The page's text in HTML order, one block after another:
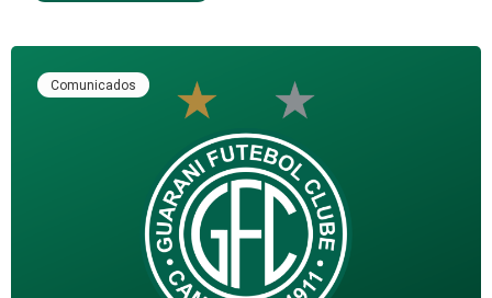
Comunicados